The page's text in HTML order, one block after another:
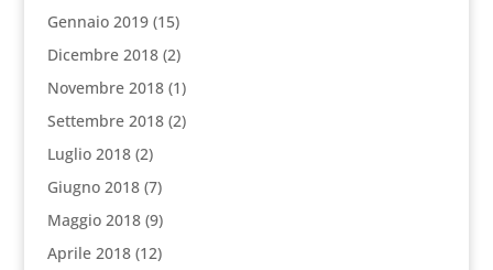
Gennaio 2019(15)
Dicembre 2018(2)
Novembre 2018(1)
Settembre 2018(2)
Luglio 2018(2)
Giugno 2018(7)
Maggio 2018(9)
Aprile 2018(12)